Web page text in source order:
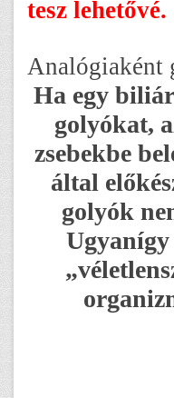
tesz lehetővé.
Analógiaként
Ha egy
golyókat,
zsebekbe
által
golyók